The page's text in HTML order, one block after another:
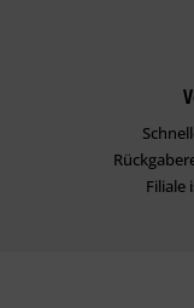
Filiale